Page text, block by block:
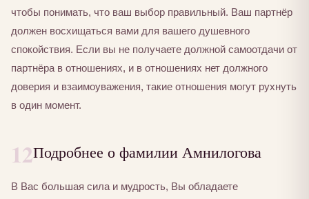
чтобы понимать, что ваш выбор правильный. Ваш партнёр
должен восхищаться вами для вашего душевного
спокойствия. Если вы не получаете должной самоотдачи от
партнёра в отношениях, и в отношениях нет должного
доверия и взаимоуважения, такие отношения могут рухнуть
в один момент.
12Подробнее о фамилии Амнилогова
В Вас большая сила и мудрость, Вы обладаете